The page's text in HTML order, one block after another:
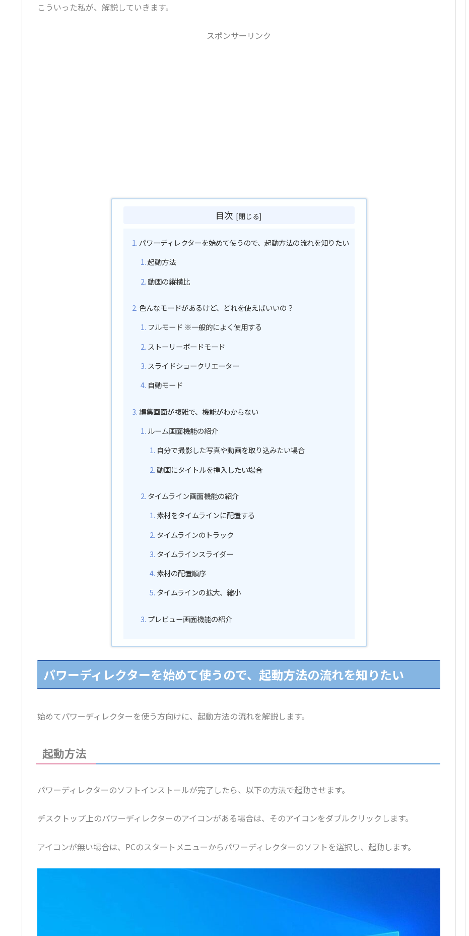
こういった私が、解説していきます。
スポンサーリンク
目次
パワーディレクターを始めて使うので、起動方法の流れを知りたい
起動方法
動画の縦横比
色んなモードがあるけど、どれを使えばいいの？
フルモード ※一般的によく使用する
ストーリーボードモード
スライドショークリエーター
自動モード
編集画面が複雑で、機能がわからない
ルーム画面機能の紹介
自分で撮影した写真や動画を取り込みたい場合
動画にタイトルを挿入したい場合
タイムライン画面機能の紹介
素材をタイムラインに配置する
タイムラインのトラック
タイムラインスライダー
素材の配置順序
タイムラインの拡大、縮小
プレビュー画面機能の紹介
パワーディレクターを始めて使うので、起動方法の流れを知りたい
始めてパワーディレクターを使う方向けに、起動方法の流れを解説します。
起動方法
パワーディレクターのソフトインストールが完了したら、以下の方法で起動させます。
デスクトップ上のパワーディレクターのアイコンがある場合は、そのアイコンをダブルクリックします。
アイコンが無い場合は、PCのスタートメニューからパワーディレクターのソフトを選択し、起動します。